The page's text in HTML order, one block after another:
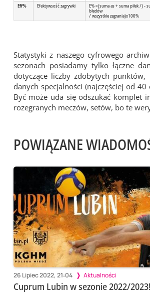
Eff% Efektywsość zagrywki E% =(suma as + suma piłek /) -
błedów
/ wszystkie zagrania)x100%
Statystyki z naszego cyfrowego
sezonach posiadamy tylko łączne
dotyczące liczby zdobytych
danych specjalności (najczęściej od
Być może uda się odszukać komplet
rozegranych meczów, setów, bo te
POWIĄZANE
26 Lipiec 2022, 21:04 Aktualności
Cuprum Lubin w sezonie 2022/2023!